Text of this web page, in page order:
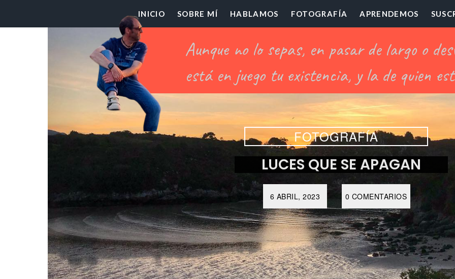
El
Profesor
Chillón
INICIO SOBRE MÍ HABLAMOS FOTOGRAFÍA APRENDEMOS
FOTOGRAFÍA
LUCES QUE SE APAGAN
6 ABRIL, 2023 0 COMENTARIOS